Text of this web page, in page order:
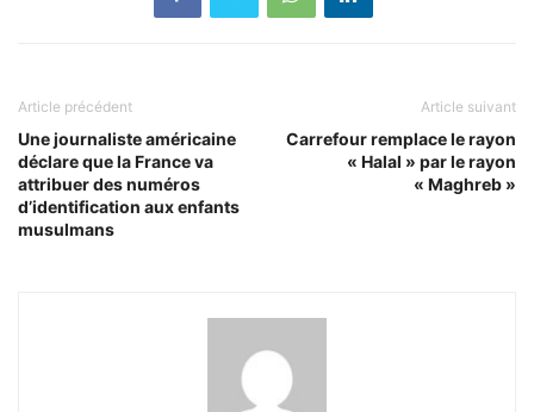
Article précédent
Une journaliste américaine
déclare que la France va
attribuer des numéros
d’identification aux enfants
musulmans
Article suivant
Carrefour remplace le rayon
« Halal » par le rayon
« Maghreb »